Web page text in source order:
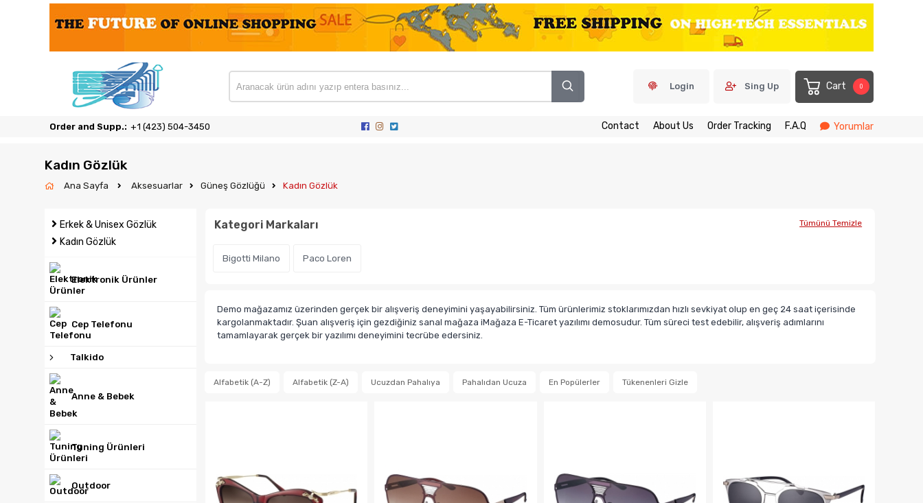
Login Sing Up Cart 0
Order and Supp.: ‎+1 (423) 504-3450 Contact About Us Order Tracking F.A.Q Yorumlar
Kadın Gözlük
Ana Sayfa Aksesuarlar Güneş Gözlüğü Kadın Gözlük
Erkek & Unisex Gözlük
Kadın Gözlük
Elektronik Ürünler
Cep Telefonu
Talkido
Anne & Bebek
Tuning Ürünleri
Outdoor
Kategori Markaları Tümünü Temizle
Bigotti Milano Paco Loren
Demo mağazamız üzerinden gerçek bir alışveriş deneyimini yaşayabilirsiniz. Tüm ürünlerimiz stoklarımızdan hızlı sevkiyat olup en geç 24 saat içerisinde
kargolanmaktadır. Şuan alışveriş için gezdiğiniz sanal mağaza iMağaza E-Ticaret yazılımı demosudur. Tüm süreci test edebilir, alışveriş adımlarını
tamamlayarak gerçek bir yazılımı deneyimini tecrübe edersiniz.
Alfabetik (A-Z) Alfabetik (Z-A) Ucuzdan Pahalıya Pahalıdan Ucuza En Popülerler Tükenenleri Gizle